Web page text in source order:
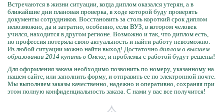
Встречаются в жизни ситуации, когда диплом оказался утерян, а в
ближайшие дни плановая проверка, в ходе которой буду проверять
документы сотрудников. Восстановить за столь короткий срок диплом
невозможно, да и затратно, особенно, если ВУЗ, в котором человек
учился, находится в другом регионе. Возможно и так, что диплом есть,
но профессия потеряла свою актуальность и найти работу невозможно.
Из любой ситуации можно найти выход! Достаточно диплом о высшем
образовании 2014 купить в Омске, и проблемы с работой будут решены!
Для оформления заказа необходимо позвонить по номеру, указанному на
нашем сайте, или заполнить форму, и отправить ее по электронной почте.
Мы выполняем заказы качественно, надежно и оперативно, сохраняя при
этом полную конфиденциальность заказа. С нами у вас все получится!